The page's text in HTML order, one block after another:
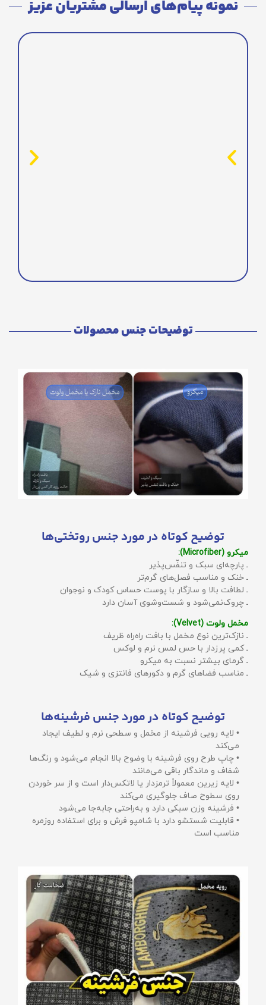
نمونه پیام‌های ارسالی مشتریان عزیز
توضیحات جنس محصولات
توضیح کوتاه در مورد جنس روتختی‌ها
میکرو (Microfiber):
ـ پارچه‌ای سبک و تنفّس‌پذیر
ـ خنک و مناسب فصل‌های گرم‌تر
ـ لطافت بالا و سازگار با پوست حساس کودک و نوجوان
ـ چروک‌نمی‌شود و شست‌وشوی آسان دارد
مخمل ولوت (Velvet):
ـ نازک‌ترین نوع مخمل با بافت راه‌راه ظریف
ـ کمی پرزدار با حس لمس نرم و لوکس
ـ گرمای بیشتر نسبت به میکرو
ـ مناسب فضاهای گرم و دکورهای فانتزی و شیک
توضیح کوتاه در مورد جنس فرشینه‌ها
• لایه رویی فرشینه از مخمل و سطحی نرم و لطیف ایجاد
می‌کند
• چاپ طرح روی فرشینه با وضوح بالا انجام می‌شود و رنگ‌ها
شفاف و ماندگار باقی می‌مانند
• لایه زیرین معمولاً ترمزدار یا لاتکس‌دار است و از سر خوردن
روی سطوح صاف جلوگیری می‌کند
• فرشینه وزن سبکی دارد و به‌راحتی جابه‌جا می‌شود
• قابلیت شستشو دارد با شامپو فرش و برای استفاده روزمره
مناسب است